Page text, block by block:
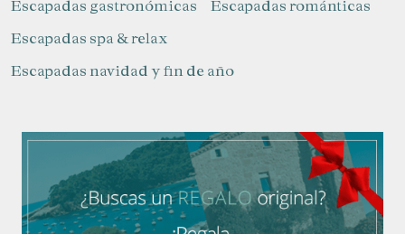
Escapadas gastronómicas
Escapadas románticas
Escapadas spa & relax
Escapadas navidad y fin de año